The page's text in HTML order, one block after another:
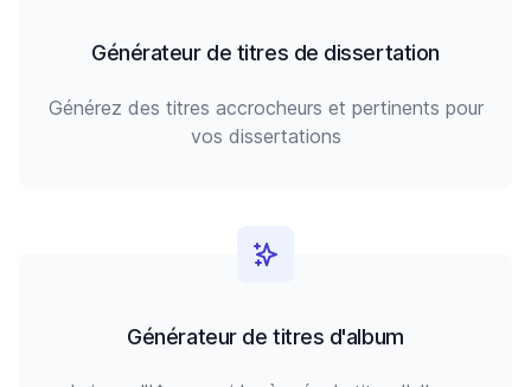
Générateur de titres de dissertation
Générez des titres accrocheurs et pertinents pour
vos dissertations
Générateur de titres d'album